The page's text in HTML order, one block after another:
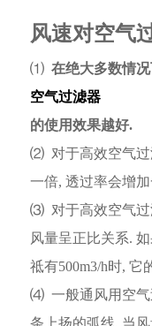
风速对空气
⑴在绝大多数情
空气过滤器
的使用效果越好.
⑵ 对于高效空气过
一倍, 透过率会增
⑶ 对于高效空气过
风量呈正比关系.
祗有500m3/h时, 它
⑷ 一般通风用空气